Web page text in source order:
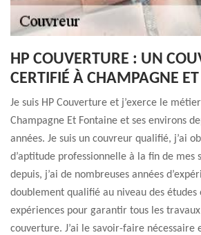
HP COUVERTURE : UN
CERTIFIÉ À CHAMPAGNE
Je suis HP Couverture et j’exerce le
Champagne Et Fontaine et ses environs
années. Je suis un couvreur qualifié, j’ai
d’aptitude professionnelle à la fin de mes
depuis, j’ai de nombreuses années
doublement qualifié au niveau des études
expériences pour garantir tous les
couverture. J’ai le savoir-faire nécessaire